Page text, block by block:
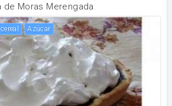
de Moras Merengada
Azúcar